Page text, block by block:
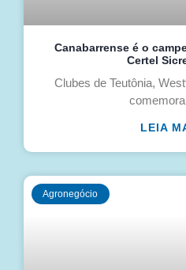
Canabarrense é o
Certel
Clubes de Teutônia,
LEIA
Agronegócio